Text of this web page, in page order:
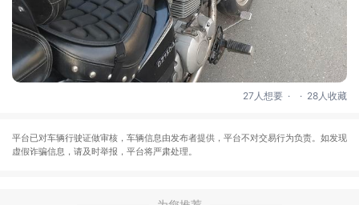
27人想要 . . 28人收藏
平台已对车辆行驶证做审核，车辆信息由发布者提供，平台不对交易行为负责。如发现
虚假诈骗信息，请及时举报，平台将严肃处理。